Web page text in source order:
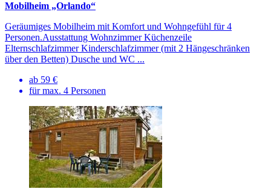
Mobilheim „Orlando“
Geräumiges Mobilheim mit Komfort und Wohngefühl für 4
Personen.Ausstattung Wohnzimmer Küchenzeile
Elternschlafzimmer Kinderschlafzimmer (mit 2 Hängeschränken
über den Betten) Dusche und WC ...
ab 59 €
für max. 4 Personen